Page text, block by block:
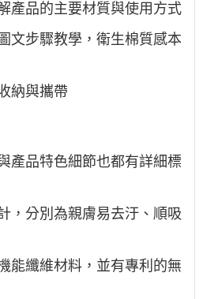
產品的主要材質與使用方式
文步驟教學，衛生棉質感本
納與攜帶
產品特色細節也都有詳細標
，分別為親膚易去汙、順吸
能纖維材料，並有專利的無